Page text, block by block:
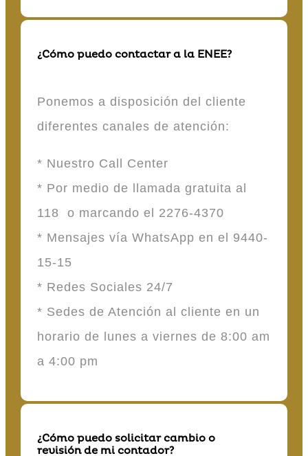
¿Cómo puedo contactar a la ENEE?
Ponemos a disposición del cliente
diferentes canales de atención:
* Nuestro Call Center
* Por medio de llamada gratuita al
118 o marcando el 2276-4370
* Mensajes vía WhatsApp en el 9440-
15-15
* Redes Sociales 24/7
* Sedes de Atención al cliente en un
horario de lunes a viernes de 8:00 am
a 4:00 pm
¿Cómo puedo solicitar cambio o
revisión de mi contador?